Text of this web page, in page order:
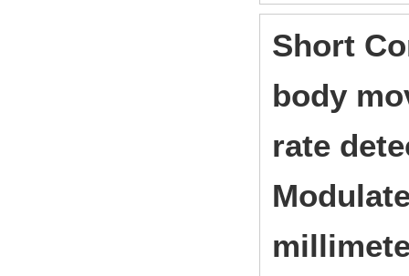
Short
body
rate